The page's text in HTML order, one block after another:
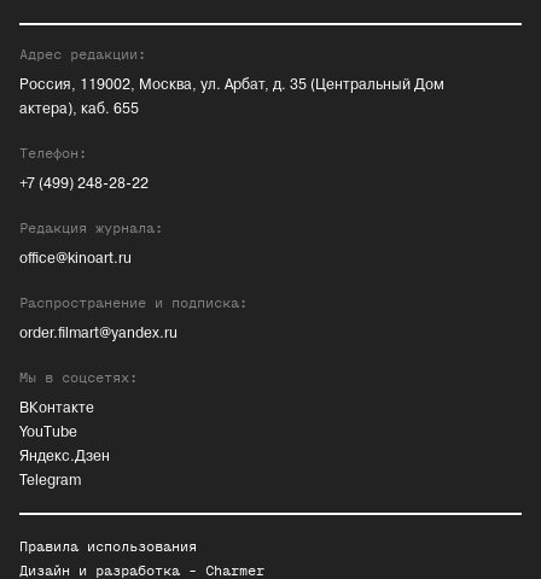
Адрес редакции:
Россия, 119002, Москва, ул. Арбат, д. 35 (Центральный Дом
актера), каб. 655
Телефон:
+7 (499) 248-28-22
Редакция журнала:
office@kinoart.ru
Распространение и подписка:
order.filmart@yandex.ru
Мы в соцсетях:
ВКонтакте
YouTube
Яндекс.Дзен
Telegram
Правила использования
Дизайн и разработка - Charmer